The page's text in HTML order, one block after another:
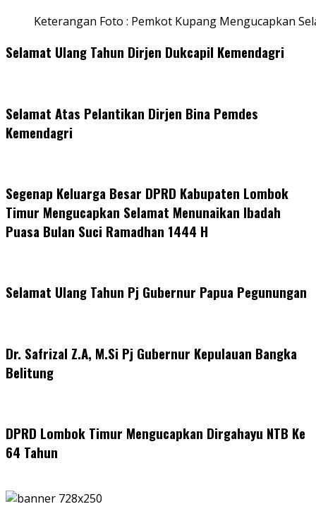
Keterangan Foto : Pemkot Kupang Mengucapkan
Selamat Ulang Tahun Dirjen Dukcapil Kemendagri
Selamat Atas Pelantikan Dirjen Bina Pemdes
Kemendagri
Segenap Keluarga Besar DPRD Kabupaten Lombok
Timur Mengucapkan Selamat Menunaikan Ibadah
Puasa Bulan Suci Ramadhan 1444 H
Selamat Ulang Tahun Pj Gubernur Papua Pegunungan
Dr. Safrizal Z.A, M.Si Pj Gubernur Kepulauan Bangka
Belitung
DPRD Lombok Timur Mengucapkan Dirgahayu NTB Ke
64 Tahun